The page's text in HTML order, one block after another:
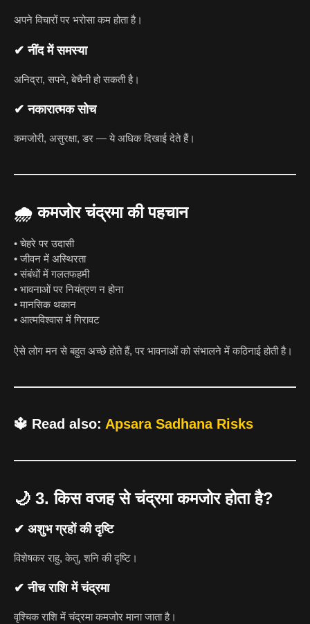
अपने विचारों पर भरोसा कम होता है।
✔ नींद में समस्या
अनिद्रा, सपने, बेचैनी हो सकती है।
✔ नकारात्मक सोच
कमजोरी, असुरक्षा, डर — ये अधिक दिखाई देते हैं।
🌧कमजोर चंद्रमा की पहचान
• चेहरे पर उदासी
• जीवन में अस्थिरता
• संबंधों में गलतफहमी
• भावनाओं पर नियंत्रण न होना
• मानसिक थकान
• आत्मविश्वास में गिरावट
ऐसे लोग मन से बहुत अच्छे होते हैं, पर भावनाओं को संभालने में कठिनाई होती है।
🔱 Read also: Apsara Sadhana Risks
🌙 3. किस वजह से चंद्रमा कमजोर होता है?
✔ अशुभ ग्रहों की दृष्टि
विशेषकर राहु, केतु, शनि की दृष्टि।
✔ नीच राशि में चंद्रमा
वृश्चिक राशि में चंद्रमा कमजोर माना जाता है।